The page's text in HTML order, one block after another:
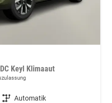
Keyl Klimaaut
Getriebe Automatik